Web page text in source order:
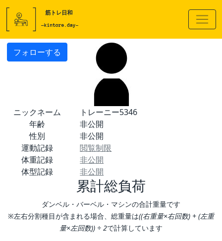
フォローする
ニックネーム
トレーニー5346
年齢
非公開
性別
非公開
運動記録
閲覧制限
体重記録
非公開
体型記録
非公開
累計総負荷
ダンベル・バーベル・マシンの合計重量です
※左右分割種目が含まれる場合、総重量は((右重量×右回数) + (左重
量×左回数)) ÷ 2で計算しています